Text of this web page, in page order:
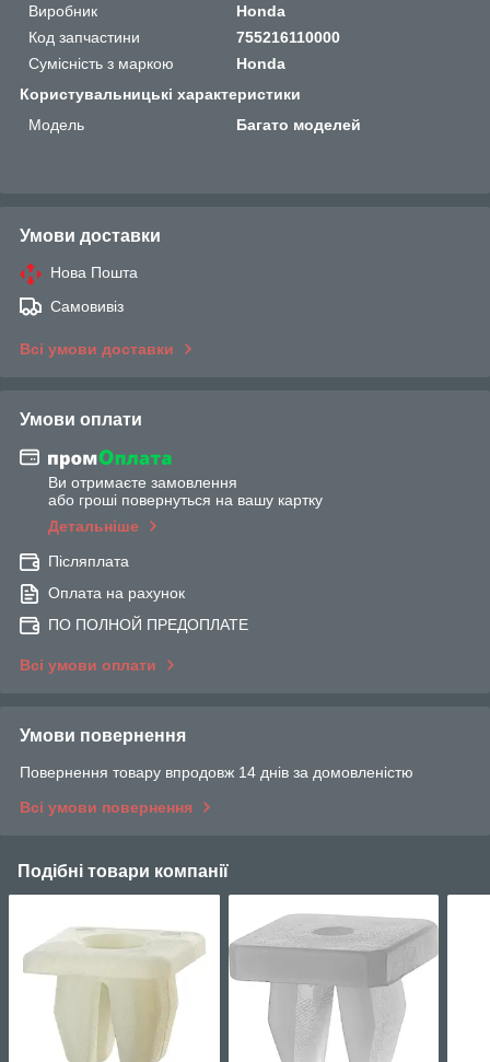
Виробник
Honda
Код запчастини
755216110000
Сумісність з маркою
Honda
Користувальницькі характеристики
Мoдель
Багато моделей
Умови доставки
Нова Пошта
Самовивіз
Всі умови доставки
Умови оплати
Ви отримаєте замовлення
або гроші повернуться на вашу картку
Детальніше
Післяплата
Оплата на рахунок
ПО ПОЛНОЙ ПРЕДОПЛАТЕ
Всі умови оплати
Умови повернення
Повернення товару впродовж 14 днів за домовленістю
Всі умови повернення
Подібні товари компанії